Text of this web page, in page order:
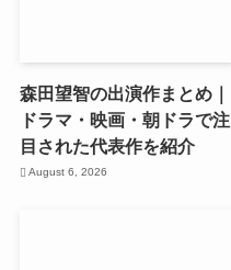
森田望智の出演作まとめ｜
ドラマ・映画・朝ドラで注
目された代表作を紹介
August 6, 2026